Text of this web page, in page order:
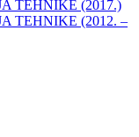
TEHNIKE (2017.)
TEHNIKE (2012. –